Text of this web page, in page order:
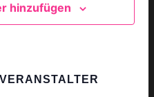
hinzufügen
VERANSTALTER